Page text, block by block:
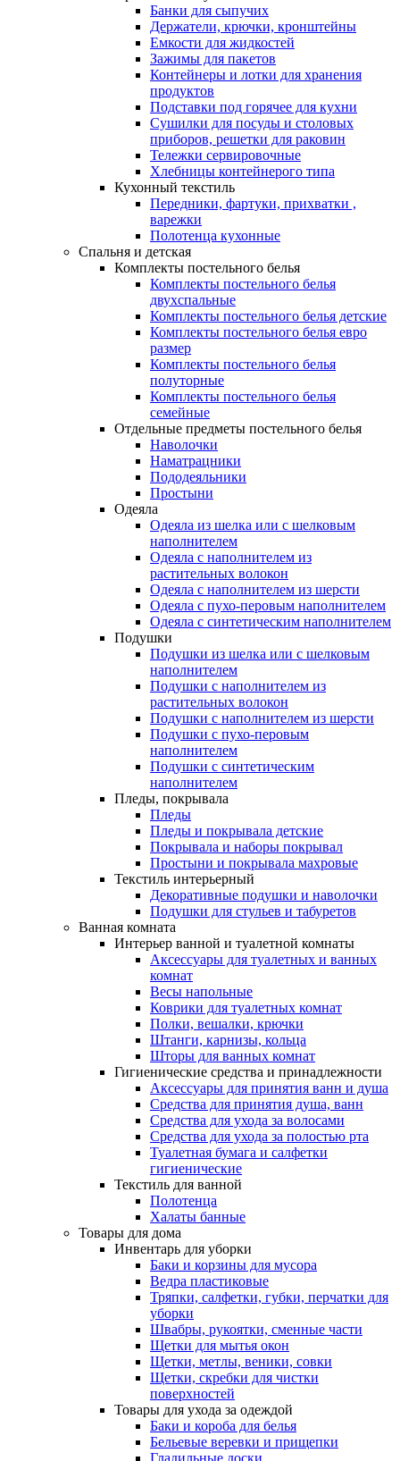
Банки для сыпучих
Держатели, крючки, кронштейны
Емкости для жидкостей
Зажимы для пакетов
Контейнеры и лотки для хранения
продуктов
Подставки под горячее для кухни
Сушилки для посуды и столовых
приборов, решетки для раковин
Тележки сервировочные
Хлебницы контейнерого типа
Кухонный текстиль
Передники, фартуки, прихватки ,
варежки
Полотенца кухонные
Спальня и детская
Комплекты постельного белья
Комплекты постельного белья
двухспальные
Комплекты постельного белья детские
Комплекты постельного белья евро
размер
Комплекты постельного белья
полуторные
Комплекты постельного белья
семейные
Отдельные предметы постельного белья
Наволочки
Наматрацники
Пододеяльники
Простыни
Одеяла
Одеяла из шелка или с шелковым
наполнителем
Одеяла с наполнителем из
растительных волокон
Одеяла с наполнителем из шерсти
Одеяла с пухо-перовым наполнителем
Одеяла с синтетическим наполнителем
Подушки
Подушки из шелка или с шелковым
наполнителем
Подушки с наполнителем из
растительных волокон
Подушки с наполнителем из шерсти
Подушки с пухо-перовым
наполнителем
Подушки с синтетическим
наполнителем
Пледы, покрывала
Пледы
Пледы и покрывала детские
Покрывала и наборы покрывал
Простыни и покрывала махровые
Текстиль интерьерный
Декоративные подушки и наволочки
Подушки для стульев и табуретов
Ванная комната
Интерьер ванной и туалетной комнаты
Аксессуары для туалетных и ванных
комнат
Весы напольные
Коврики для туалетных комнат
Полки, вешалки, крючки
Штанги, карнизы, кольца
Шторы для ванных комнат
Гигиенические средства и принадлежности
Аксессуары для принятия ванн и душа
Средства для принятия душа, ванн
Средства для ухода за волосами
Средства для ухода за полостью рта
Туалетная бумага и салфетки
гигиенические
Текстиль для ванной
Полотенца
Халаты банные
Товары для дома
Инвентарь для уборки
Баки и корзины для мусора
Ведра пластиковые
Тряпки, салфетки, губки, перчатки для
уборки
Швабры, рукоятки, сменные части
Щетки для мытья окон
Щетки, метлы, веники, совки
Щетки, скребки для чистки
поверхностей
Товары для ухода за одеждой
Баки и короба для белья
Бельевые веревки и прищепки
Гладильные доски